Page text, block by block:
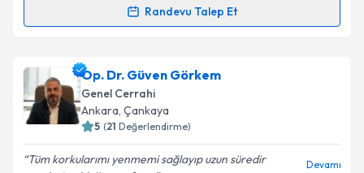
Takvim Talebini Gönder
Randevu Talep Et
Randevu Takvimi Talebi
Doç. Dr. Muharrem Öztaşiçin randevu takvimi
talebi oluşturun. Size bu uzmandan randevu almanız
için bir takvim hazırlandığında e-posta ile
bilgilendireceğiz.
E-posta Adresiniz
Op. Dr. Güven Görkem
Genel Cerrahi
Ankara, Çankaya
5 (21 Değerlendirme)
Tüm korkularımı yenmemi sağlayıp uzun süredir
Devamı